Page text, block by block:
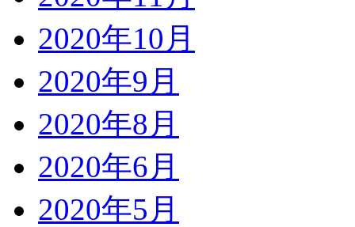
2020年10月
2020年9月
2020年8月
2020年6月
2020年5月